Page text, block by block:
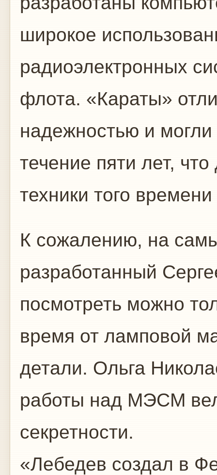
широкое
радиоэлектронных
флота. «Караты»
надежностью и могли
течение пяти лет,
техники того
К сожалению, на
разработанный
посмотреть можно
время от ламповой
детали. Ольга
работы над МЭСМ
секретности.
«Лебедев создал в